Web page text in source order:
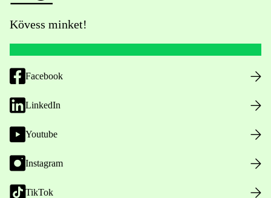
Kövess minket!
Facebook
LinkedIn
Youtube
Instagram
TikTok